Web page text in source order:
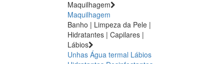
Maquilhagem
Maquilhagem
Banho | Limpeza da Pele |
Hidratantes | Capilares |
Lábios
Unhas Água termal Lábios